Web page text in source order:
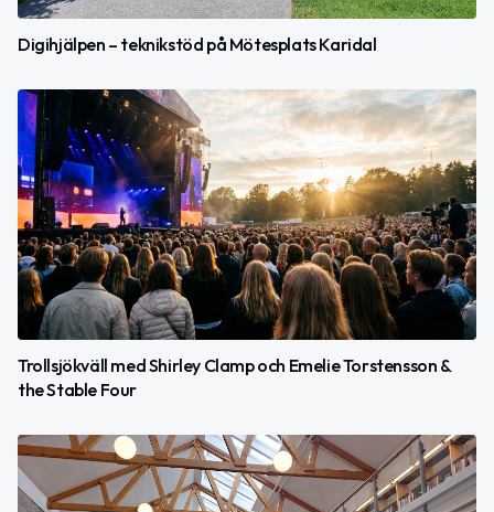
Digihjälpen – teknikstöd på Mötesplats Karidal
Trollsjökväll med Shirley Clamp och Emelie Torstensson &
the Stable Four